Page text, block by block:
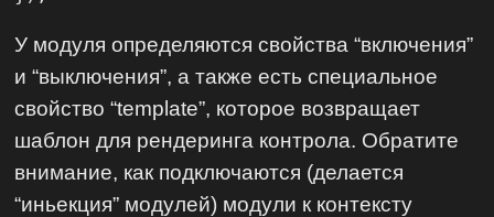
У модуля определяются свойства “включения”
и “выключения”, а также есть специальное
свойство “template”, которое возвращает
шаблон для рендеринга контрола. Обратите
внимание, как подключаются (делается
“иньекция” модулей) модули к контексту